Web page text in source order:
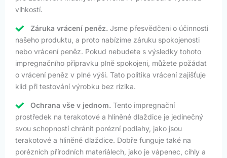
vlhkostí.
Záruka vrácení peněz. Jsme přesvědčeni o účinnosti
našeho produktu, a proto nabízíme záruku spokojenosti
nebo vrácení peněz. Pokud nebudete s výsledky tohoto
impregnačního přípravku plně spokojeni, můžete požádat
o vrácení peněz v plné výši. Tato politika vrácení zajišťuje
klid při testování výrobku bez rizika.
Ochrana vše v jednom. Tento impregnační
prostředek na terakotové a hliněné dlaždice je jedinečný
svou schopností chránit porézní podlahy, jako jsou
terakotové a hliněné dlaždice. Dobře funguje také na
porézních přírodních materiálech, jako je vápenec, cihly a